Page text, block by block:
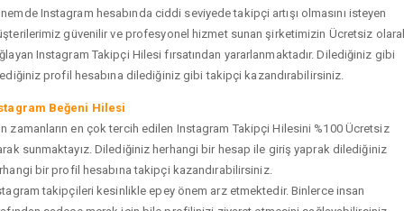
Instagram hesabında ciddi seviyede takipçi artışı olmasını isteyen
güvenilir ve profesyonel hizmet sunan şirketimizin Ücretsiz
Instagram Takipçi Hilesi fırsatından yararlanmaktadır. Dilediğiniz gibi
profil hesabına dilediğiniz gibi takipçi kazandırabilirsiniz.
Beğeni Hilesi
zamanların en çok tercih edilen Instagram Takipçi Hilesini %100 Ücretsiz
sunmaktayız. Dilediğiniz herhangi bir hesap ile giriş yaprak dilediğiniz
bir profil hesabına takipçi kazandırabilirsiniz.
takipçileri kesinlikle epey önem arz etmektedir. Binlerce insan